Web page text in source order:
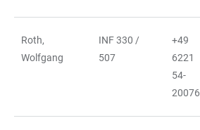
Roth,
Wolfgang
INF 330 /
507
+49
6221
54-
20076